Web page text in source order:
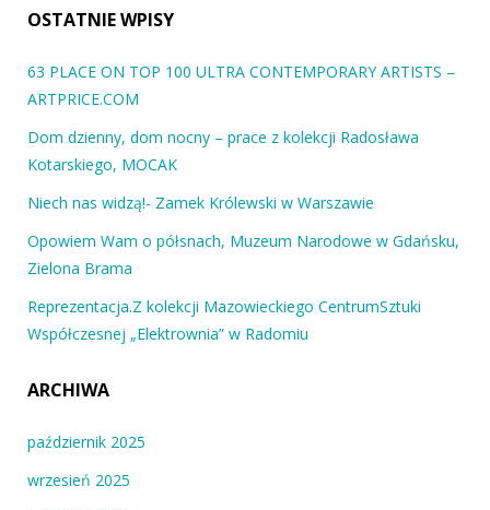
OSTATNIE WPISY
63 PLACE ON TOP 100 ULTRA CONTEMPORARY ARTISTS –
ARTPRICE.COM
Dom dzienny, dom nocny – prace z kolekcji Radosława
Kotarskiego, MOCAK
Niech nas widzą!- Zamek Królewski w Warszawie
Opowiem Wam o półsnach, Muzeum Narodowe w Gdańsku,
Zielona Brama
Reprezentacja.Z kolekcji Mazowieckiego CentrumSztuki
Współczesnej „Elektrownia” w Radomiu
ARCHIWA
październik 2025
wrzesień 2025